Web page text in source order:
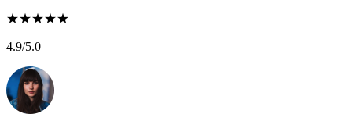
★★★★★
4.9/5.0